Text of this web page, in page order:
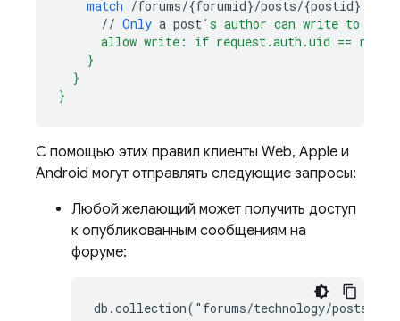
match /forums/{forumid}/posts/{postid}
// Only a post 's author can write to a
allow write: if request.auth.uid ==
    }
  }
}
С помощью этих правил клиенты Web, Apple и
Android могут отправлять следующие запросы:
Любой желающий может получить доступ
к опубликованным сообщениям на
форуме: